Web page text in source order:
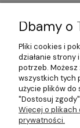
Dbamy o
Pliki cookies i
działanie strony
potrzeb.
wszystkich tych
użycie plików
"Dostosuj
Więcej o plikach
prywatności.